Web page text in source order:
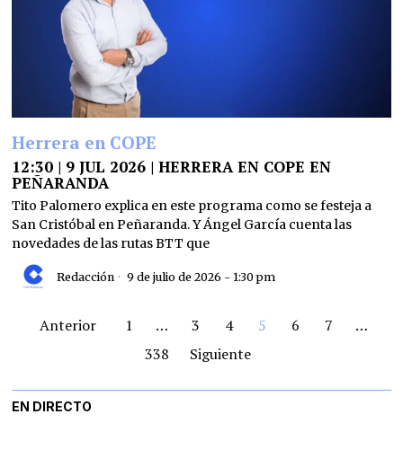
Herrera en COPE
12:30 | 9 JUL 2026 | HERRERA EN COPE EN
PEÑARANDA
Tito Palomero explica en este programa como se festeja a
San Cristóbal en Peñaranda. Y Ángel García cuenta las
novedades de las rutas BTT que
Redacción 9 de julio de 2026 - 1:30 pm
Anterior 1 … 3 4 5 6 7
…
338
Siguiente
EN DIRECTO